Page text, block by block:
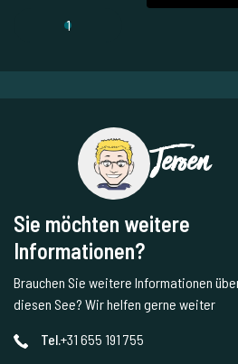
1
Jeroen
Sie möchten weitere
Informationen?
Brauchen Sie weitere Informationen
diesen See? Wir helfen gerne weiter
Tel.+31 655 191 755